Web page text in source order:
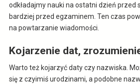
odkładajmy nauki na ostatni dzień przed
bardziej przed egzaminem. Ten czas
na powtarzanie wiadomości.
Kojarzenie dat,
Warto też kojarzyć daty czy nazwiska.
się z czyimiś urodzinami, a podobne